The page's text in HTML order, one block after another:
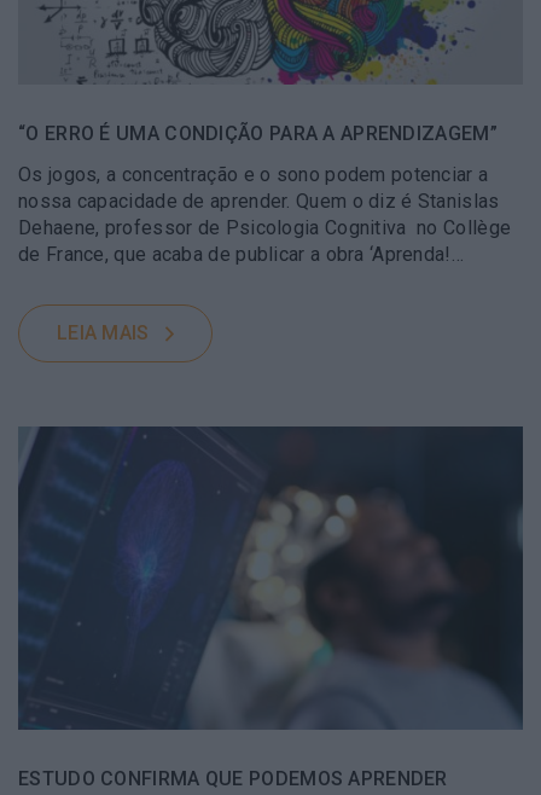
“O ERRO É UMA CONDIÇÃO PARA A APRENDIZAGEM”
Os jogos, a concentração e o sono podem potenciar a
nossa capacidade de aprender. Quem o diz é Stanislas
Dehaene, professor de Psicologia Cognitiva no Collège
de France, que acaba de publicar a obra ‘Aprenda!…
LEIA MAIS
ESTUDO CONFIRMA QUE PODEMOS APRENDER